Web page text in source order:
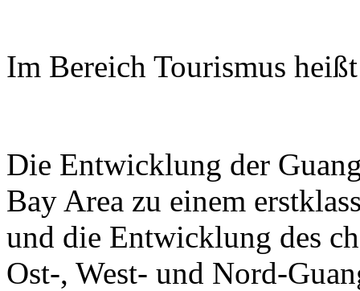
Im Bereich Tourismus
Die Entwicklung der
Bay Area zu einem
und die Entwicklung des
Ost-, West- und Nord-